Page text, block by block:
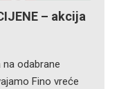
– akcija
na odabrane
Fino vreće